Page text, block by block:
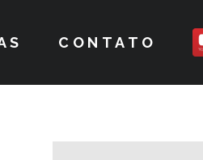
CONTATO